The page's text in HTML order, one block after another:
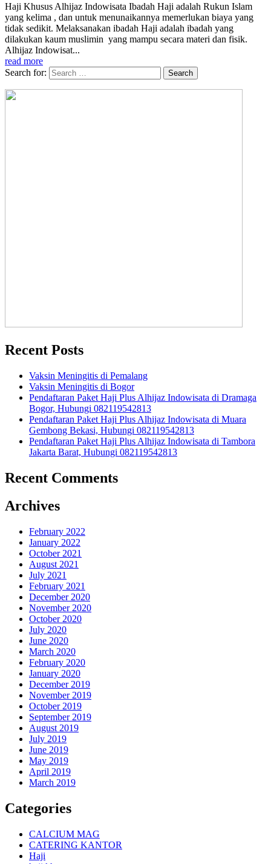
Haji Khusus Alhijaz Indowisata Ibadah Haji adalah Rukun Islam
yang kelima , dan untuk menunaikannya memerlukan biaya yang
tidak sedikit. Melaksanakan ibadah Haji adalah ibadah yang
dilakukan kaum muslimin yang mampu secara materi dan fisik.
Alhijaz Indowisat...
read more
Search for:
Recent Posts
Vaksin Meningitis di Pemalang
Vaksin Meningitis di Bogor
Pendaftaran Paket Haji Plus Alhijaz Indowisata di Dramaga
Bogor, Hubungi 082119542813
Pendaftaran Paket Haji Plus Alhijaz Indowisata di Muara
Gembong Bekasi, Hubungi 082119542813
Pendaftaran Paket Haji Plus Alhijaz Indowisata di Tambora
Jakarta Barat, Hubungi 082119542813
Recent Comments
Archives
February 2022
January 2022
October 2021
August 2021
July 2021
February 2021
December 2020
November 2020
October 2020
July 2020
June 2020
March 2020
February 2020
January 2020
December 2019
November 2019
October 2019
September 2019
August 2019
July 2019
June 2019
May 2019
April 2019
March 2019
Categories
CALCIUM MAG
CATERING KANTOR
Haji